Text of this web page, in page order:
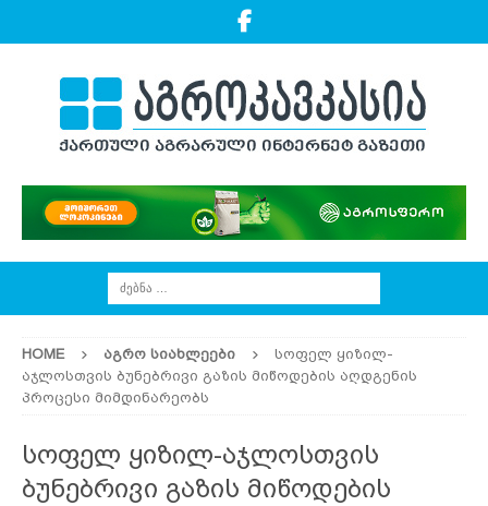
HOME ᲐᲒᲠᲝ ᲡᲘᲐᲮᲚᲔᲔᲑᲘ
სოფელ ყიზილ-
აჯლოსთვის ბუნებრივი გაზის მიწოდების აღდგენის
პროცესი მიმდინარეობს
სოფელ ყიზილ-აჯლოსთვის
ბუნებრივი გაზის მიწოდების